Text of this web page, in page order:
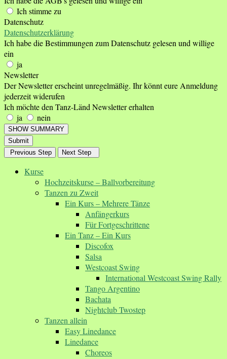
Ich stimme zu
Datenschutz
Datenschutzerklärung
Ich habe die Bestimmungen zum Datenschutz gelesen und willige
ein
ja
Newsletter
Der Newsletter erscheint unregelmäßig. Ihr könnt eure Anmeldung
jederzeit widerufen
Ich möchte den Tanz-Länd Newsletter erhalten
ja
nein
SHOW SUMMARY
Submit
Previous Step
Next Step
Kurse
Hochzeitskurse – Ballvorbereitung
Tanzen zu Zweit
Ein Kurs – Mehrere Tänze
Anfängerkurs
Für Fortgeschrittene
Ein Tanz – Ein Kurs
Discofox
Salsa
Westcoast Swing
International Westcoast Swing Rally
Tango Argentino
Bachata
Nightclub Twostep
Tanzen allein
Easy Linedance
Linedance
Choreos